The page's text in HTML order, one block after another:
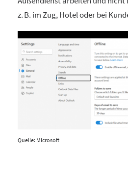
z. B. im Zug, Hotel oder bei
Quelle: Microsoft